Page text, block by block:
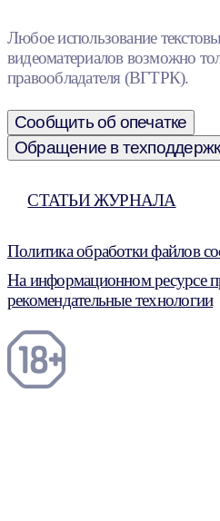
Любое использование
видеоматериалов возможно
правообладателя (ВГТРК).
Сообщить об опечатке
Обращение в
СТАТЬИ ЖУРНАЛА
Политика обработки файлов
На информационном ресурсе
рекомендательные технологии